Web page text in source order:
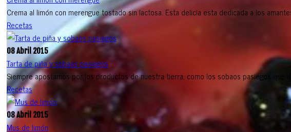
Crema al limón con merengue tostado sin lactosa. Esta delicia esta dedicada a los
Recetas
08 Abril 2015
Tarta de piña y sobaos pasiegos
Siempre apostamos por los productos de nuestra tierra, como los sobaos pasiegos que
Recetas
08 Abril 2015
Mus de limón